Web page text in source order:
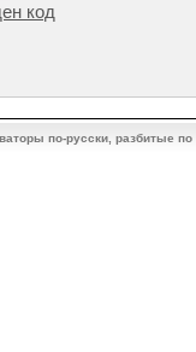
код
по-русски, разбитые